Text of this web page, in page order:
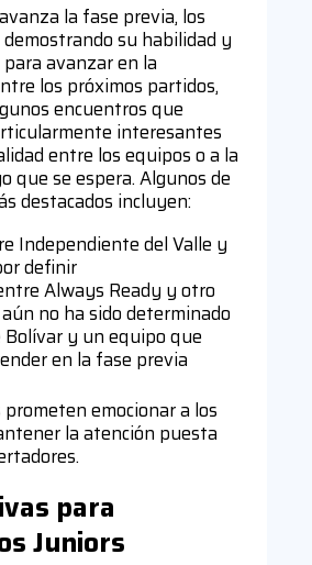
la fase previa, los
su habilidad y
avanzar en la
los próximos partidos,
encuentros que
interesantes
entre los equipos o a la
que se espera. Algunos de
destacados incluyen:
Independiente del Valle y
definir
Always Ready y otro
no ha sido determinado
y un equipo que
en la fase previa
emocionar a los
la atención puesta
para
Juniors